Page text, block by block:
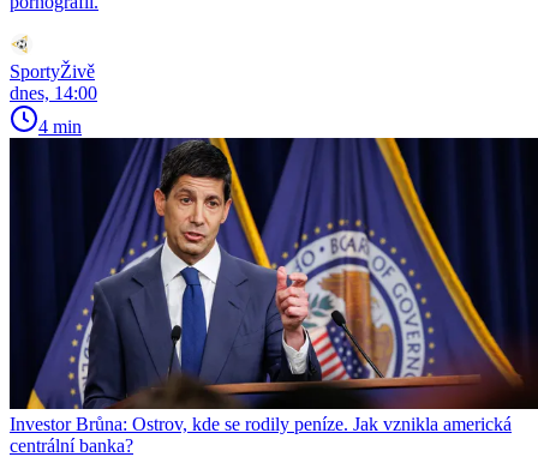
SportyŽivě
dnes, 14:00
4 min
Investor Brůna: Ostrov, kde se rodily peníze. Jak vznikla americká
centrální banka?